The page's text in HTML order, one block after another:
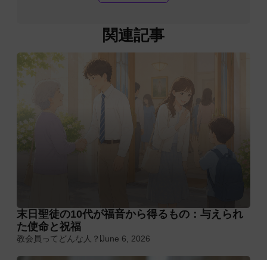
関連記事
末日聖徒の10代が福音から得るもの：与えられ
た使命と祝福
教会員ってどんな人？ June 6, 2026